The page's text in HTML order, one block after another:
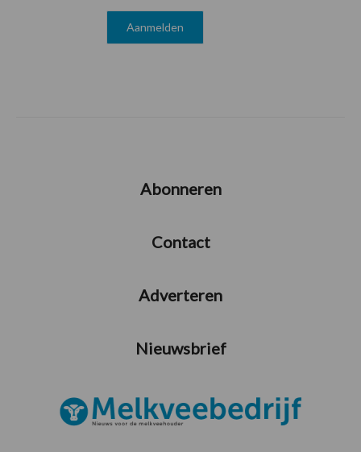
Abonneren
Contact
Adverteren
Nieuwsbrief